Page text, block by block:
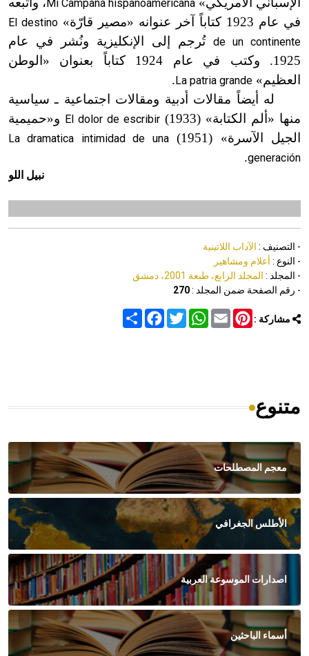
Mi Campaña hispanoamericana
في عام 1923 كتاباً آخر عنوانه «مصير قارّة»
El destino
de un continente تُرجم إلى الإنكليزية ونُشر في عام
1925. وكتب في عام 1924 كتاباً بعنوان «الوطن
العظيم» La patria grande
.
له أيضاً مقالات أدبية ومقالات اجتماعية ـ سياسية
منها «ألم الكتابة» (
1933)
El dolor de escribir و«حميمية
الجيل الآسرة» (
1951)
La dramatica intimidad de una
generación
.
نبيل اللو
- التصنيف : الآداب اللاتينية
- النوع : أعلام ومشاهير
- المجلد : المجلد الرابع، طبعة 2001، دمشق
- رقم الصفحة ضمن المجلد :270
مشاركة : Share
FacebookTwitter
WhatsAppEmail
Pinterest
متنوع
معجم المصطلحات
الأطلس الجغرافي
اصدارات الموسوعة العربية
أسماء الباحثين